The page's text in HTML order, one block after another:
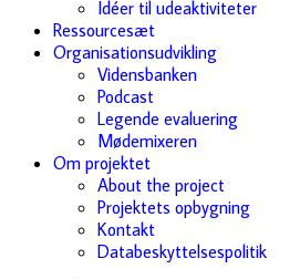
Idéer til udeaktiviteter
Ressourcesæt
Organisationsudvikling
Vidensbanken
Podcast
Legende evaluering
Mødemixeren
Om projektet
About the project
Projektets opbygning
Kontakt
Databeskyttelsespolitik